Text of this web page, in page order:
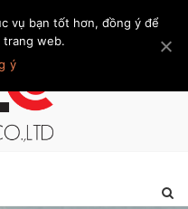
Liên hệ Thành viên
vụ bạn tốt hơn, đồng ý để
web.
ý